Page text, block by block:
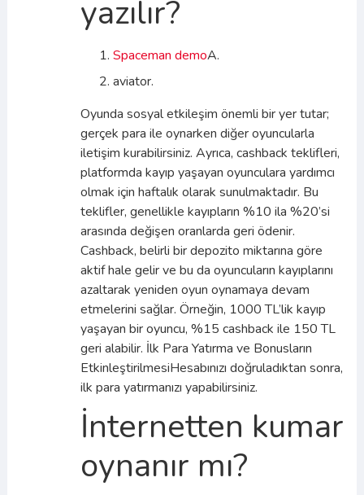
yazılır?
Spaceman demoA.
aviator.
Oyunda sosyal etkileşim önemli bir yer tutar;
gerçek para ile oynarken diğer oyuncularla
iletişim kurabilirsiniz. Ayrıca, cashback teklifleri,
platformda kayıp yaşayan oyunculara yardımcı
olmak için haftalık olarak sunulmaktadır. Bu
teklifler, genellikle kayıpların %10 ila %20’si
arasında değişen oranlarda geri ödenir.
Cashback, belirli bir depozito miktarına göre
aktif hale gelir ve bu da oyuncuların kayıplarını
azaltarak yeniden oyun oynamaya devam
etmelerini sağlar. Örneğin, 1000 TL’lik kayıp
yaşayan bir oyuncu, %15 cashback ile 150 TL
geri alabilir. İlk Para Yatırma ve Bonusların
EtkinleştirilmesiHesabınızı doğruladıktan sonra,
ilk para yatırmanızı yapabilirsiniz.
İnternetten kumar
oynanır mı?